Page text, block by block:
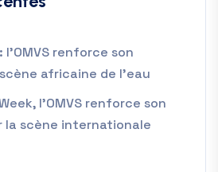
l’OMVS renforce son
africaine de l’eau
l’OMVS renforce son
la scène internationale